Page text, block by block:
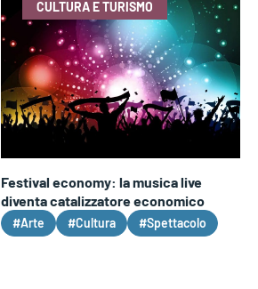
CULTURA E TURISMO
Festival economy: la musica live
diventa catalizzatore economico
#Arte #Cultura #Spettacolo